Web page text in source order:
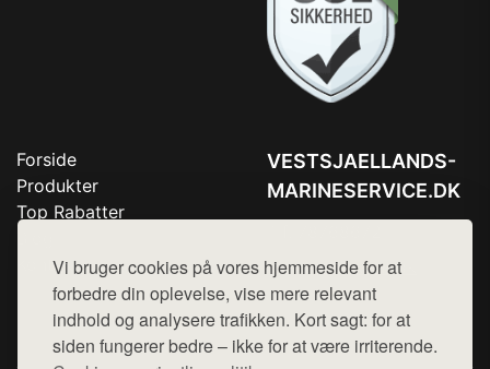
Vi bruger cookies på vores hjemmeside for at
forbedre din oplevelse, vise mere relevant
indhold og analysere trafikken. Kort sagt: for at
siden fungerer bedre – ikke for at være irriterende.
Forside
Produkter
Top Rabatter
Kontakt
VESTSJAELLANDS-
MARINESERVICE.DK
Mail:hej@want.dk
Cookie- og privatlivspolitik